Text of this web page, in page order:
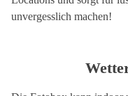
unvergesslich machen!